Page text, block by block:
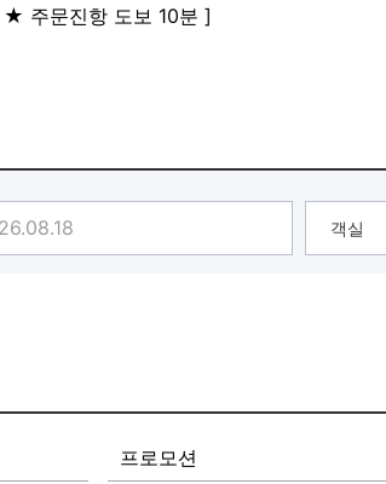
주문진항 도보 10분 ]
객실
프로모션